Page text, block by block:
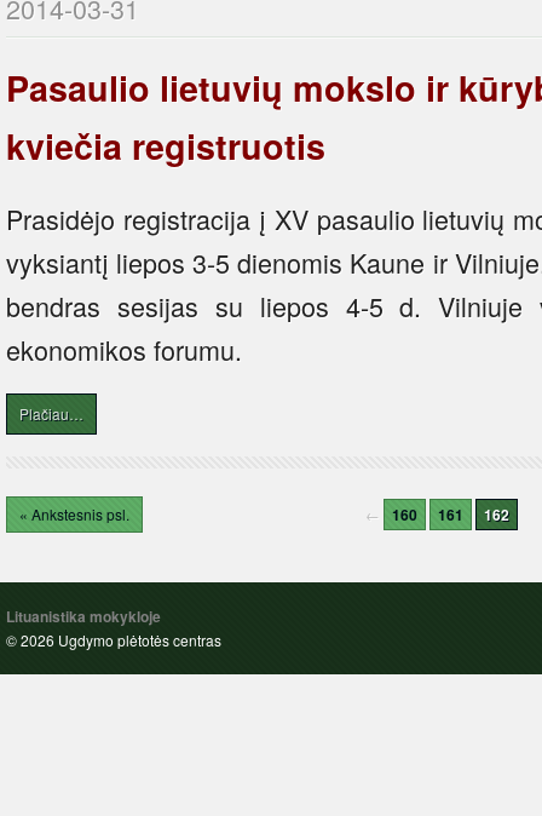
Pasaulio lietuvių mokslo ir
kviečia registruotis
Prasidėjo registracija į XV pasaulio lietuvių
vyksiantį liepos 3-5 dienomis Kaune ir
bendras sesijas su liepos 4-5 d. Vilniuje
ekonomikos forumu.
Plačiau…
← 160 161 162
« Ankstesnis psl.
Lituanistika mokykloje
© 2026 Ugdymo plėtotės centras